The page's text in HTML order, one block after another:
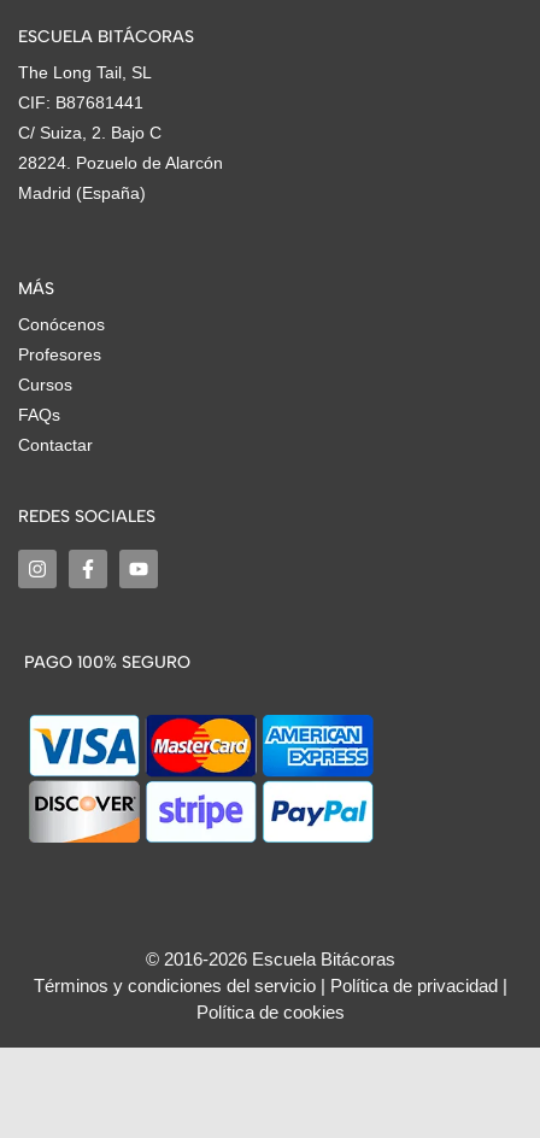
ESCUELA BITÁCORAS
The Long Tail, SL
CIF: B87681441
C/ Suiza, 2. Bajo C
28224. Pozuelo de Alarcón
Madrid (España)
MÁS
Conócenos
Profesores
Cursos
FAQs
Contactar
REDES SOCIALES
PAGO 100% SEGURO
© 2016-2026 Escuela Bitácoras
Términos y condiciones del servicio| Política de privacidad|
Política de cookies